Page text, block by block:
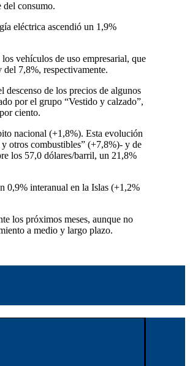
del consumo.
eléctrica ascendió un 1,9%
vehículos de uso empresarial, que
7,8%, respectivamente.
de los precios de algunos
por el grupo “Vestido y calzado”,
ciento.
nacional (+1,8%). Esta evolución
otros combustibles” (+7,8%)- y de
los 57,0 dólares/barril, un 21,8%
0,9% interanual en la Islas (+1,2%
los próximos meses, aunque no
a medio y largo plazo.